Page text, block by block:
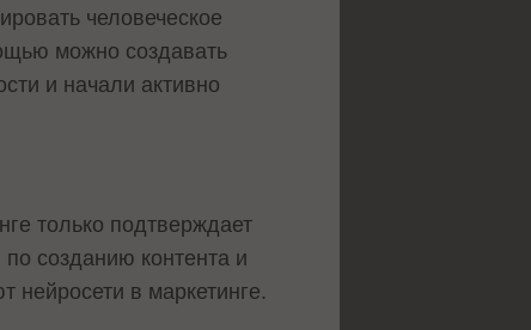
человеческое
можно создавать
и начали активно
только подтверждает
созданию контента и
нейросети в маркетинге.